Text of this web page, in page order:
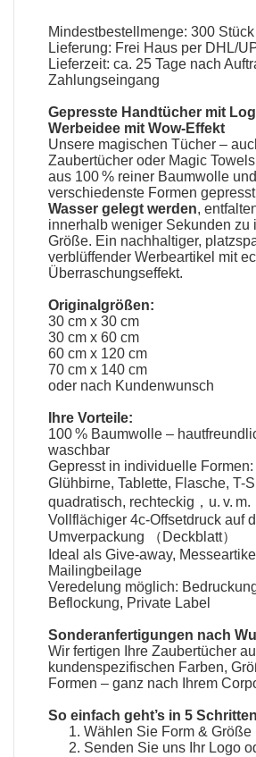
Mindestbestellmenge: 300
Lieferung: Frei Haus per DHL/
Lieferzeit: ca. 25 Tage nach
Zahlungseingang
Gepresste Handtücher mit
Werbeidee mit Wow-Effekt
Unsere magischen Tücher –
Zaubertücher oder Magic Towels
aus 100 % reiner Baumwolle
verschiedenste Formen
Wasser gelegt werden,
innerhalb weniger Sekunden zu
Größe. Ein nachhaltiger,
verblüffender Werbeartikel mit
Überraschungseffekt.
Originalgrößen:
30 cm x 30 cm
30 cm x 60 cm
60 cm x 120 cm
70 cm x 140 cm
oder nach Kundenwunsch
Ihre Vorteile:
100 % Baumwolle –
waschbar
Gepresst in individuelle Formen:
Glühbirne, Tablette, Flasche, T-
quadratisch, rechteckig，u. v. m.
Vollflächiger 4c-Offsetdruck auf
Umverpackung （Deckblatt）
Ideal als Give-away,
Mailingbeilage
Veredelung möglich:
Beflockung, Private Label
Sonderanfertigungen nach
Wir fertigen IhreZaubertücher
kundenspezifischen Farben,
Formen – ganz nach Ihrem
So einfach geht’s in 5 Schritten
Wählen Sie Form & Größe
Senden Sie uns Ihr Logo